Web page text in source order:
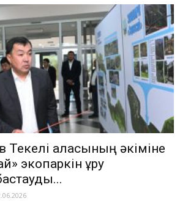
Текелі қаласының әкіміне
экопаркін құру